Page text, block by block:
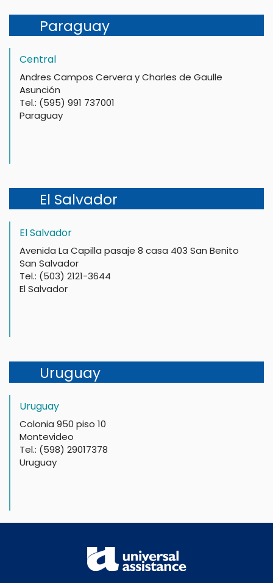
Paraguay
Central
Andres Campos Cervera y Charles de Gaulle
Asunción
Tel.: (595) 991 737001
Paraguay
El Salvador
El Salvador
Avenida La Capilla pasaje 8 casa 403 San Benito
San Salvador
Tel.: (503) 2121-3644
El Salvador
Uruguay
Uruguay
Colonia 950 piso 10
Montevideo
Tel.: (598) 29017378
Uruguay